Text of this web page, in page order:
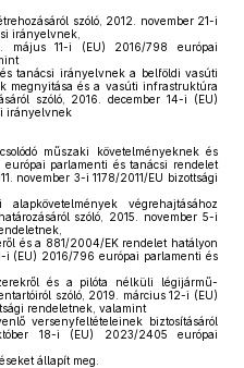
szóló, 2012. november 21-i
irányelvnek,
május 11-i (EU) 2016/798 európai
tanácsi irányelvnek a belföldi vasúti
megnyitása és a vasúti infrastruktúra
szóló, 2016. december 14-i (EU)
irányelvnek
műszaki követelményeknek és
parlamenti és tanácsi rendelet
november 3-i 1178/2011/EU bizottsági
végrehajtásához
szóló, 2015. november 5-i
és a 881/2004/EK rendelet hatályon
i (EU) 2016/796 európai parlamenti és
és a pilóta nélküli légijármű-
szóló, 2019. március 12-i (EU)
rendeletnek, valamint
versenyfeltételeinek biztosításáról
18-i (EU) 2023/2405 európai
állapít meg.